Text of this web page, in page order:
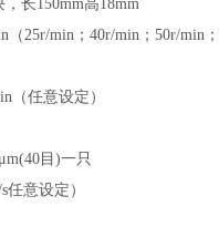
，长 150mm高18mm
（25r/min；40r/min；50r/min
（任意设定）
目)一只
任意设定）